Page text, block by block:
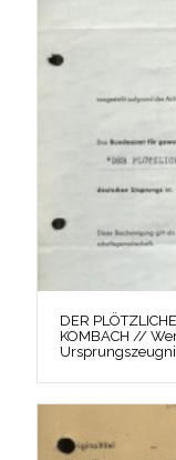
DER
KOMBACH //